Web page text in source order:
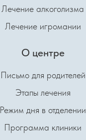
Лечение алкоголизма
Лечение игромании
О центре
Письмо для родителей
Этапы лечения
Режим дня в отделении
Программа клиники